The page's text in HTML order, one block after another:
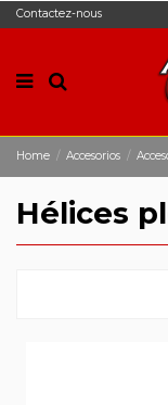
Contactez-nous
Home Accesorios
Hélices